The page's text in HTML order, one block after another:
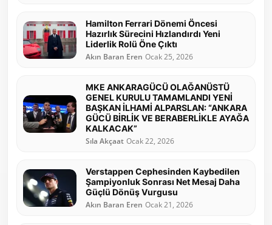
Hamilton Ferrari Dönemi Öncesi
Hazırlık Sürecini Hızlandırdı Yeni
Liderlik Rolü Öne Çıktı
Akın Baran Eren Ocak 25, 2026
MKE ANKARAGÜCÜ OLAĞANÜSTÜ
GENEL KURULU TAMAMLANDI YENİ
BAŞKAN İLHAMİ ALPARSLAN: “ANKARA
GÜCÜ BİRLİK VE BERABERLİKLE AYAĞA
KALKACAK”
Sıla Akçaat Ocak 22, 2026
Verstappen Cephesinden Kaybedilen
Şampiyonluk Sonrası Net Mesaj Daha
Güçlü Dönüş Vurgusu
Akın Baran Eren Ocak 21, 2026